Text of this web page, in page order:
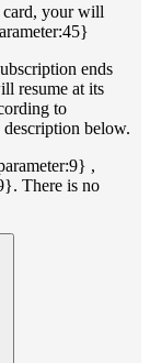
card, your will
ends
resume at its
to
below.
,
There is no